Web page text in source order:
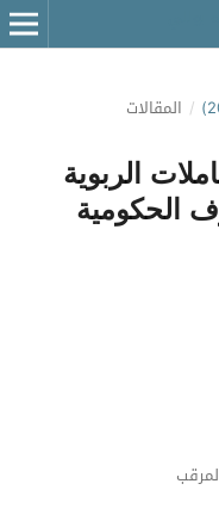
/ المقالات
الربوية
الحكومية